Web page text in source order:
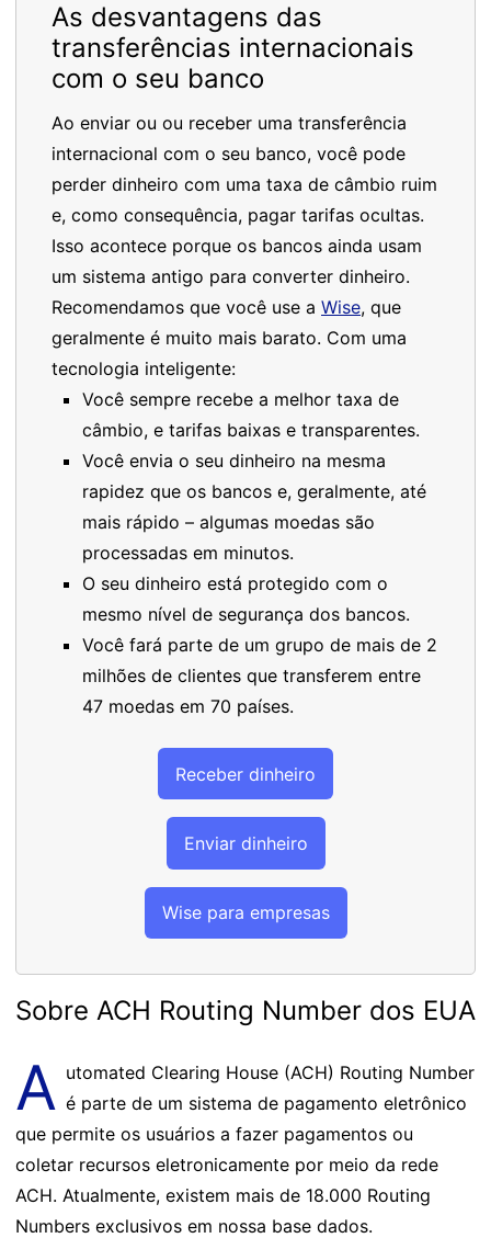
As desvantagens das
transferências internacionais
com o seu banco
Ao enviar ou ou receber uma transferência
internacional com o seu banco, você pode
perder dinheiro com uma taxa de câmbio ruim
e, como consequência, pagar tarifas ocultas.
Isso acontece porque os bancos ainda usam
um sistema antigo para converter dinheiro.
Recomendamos que você use a Wise, que
geralmente é muito mais barato. Com uma
tecnologia inteligente:
Você sempre recebe a melhor taxa de
câmbio, e tarifas baixas e transparentes.
Você envia o seu dinheiro na mesma
rapidez que os bancos e, geralmente, até
mais rápido – algumas moedas são
processadas em minutos.
O seu dinheiro está protegido com o
mesmo nível de segurança dos bancos.
Você fará parte de um grupo de mais de 2
milhões de clientes que transferem entre
47 moedas em 70 países.
Receber dinheiro
Enviar dinheiro
Wise para empresas
Sobre ACH Routing Number dos EUA
A utomated Clearing House (ACH) Routing Number
é parte de um sistema de pagamento eletrônico
que permite os usuários a fazer pagamentos ou
coletar recursos eletronicamente por meio da rede
ACH. Atualmente, existem mais de 18.000 Routing
Numbers exclusivos em nossa base dados.